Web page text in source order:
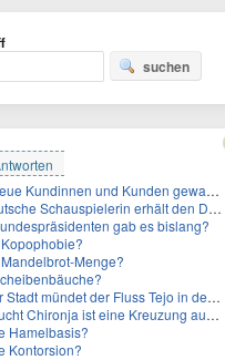
suchen
Wie viele neue Kundinnen und Kunden gewann MagentaTV allein durch die WM hinzu?
erhält den Deutschen Kulturpolitikpreis?
gab es bislang?
Menge?
mündet der Fluss Tejo in den Atlantik?
ist eine Kreuzung aus welchen Früchten?
Hamelbasis?
Kontorsion?